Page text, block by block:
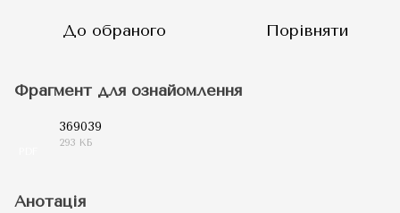
До обраного Порівняти
Фрагмент для ознайомлення
369039
293 КБ
Анотація